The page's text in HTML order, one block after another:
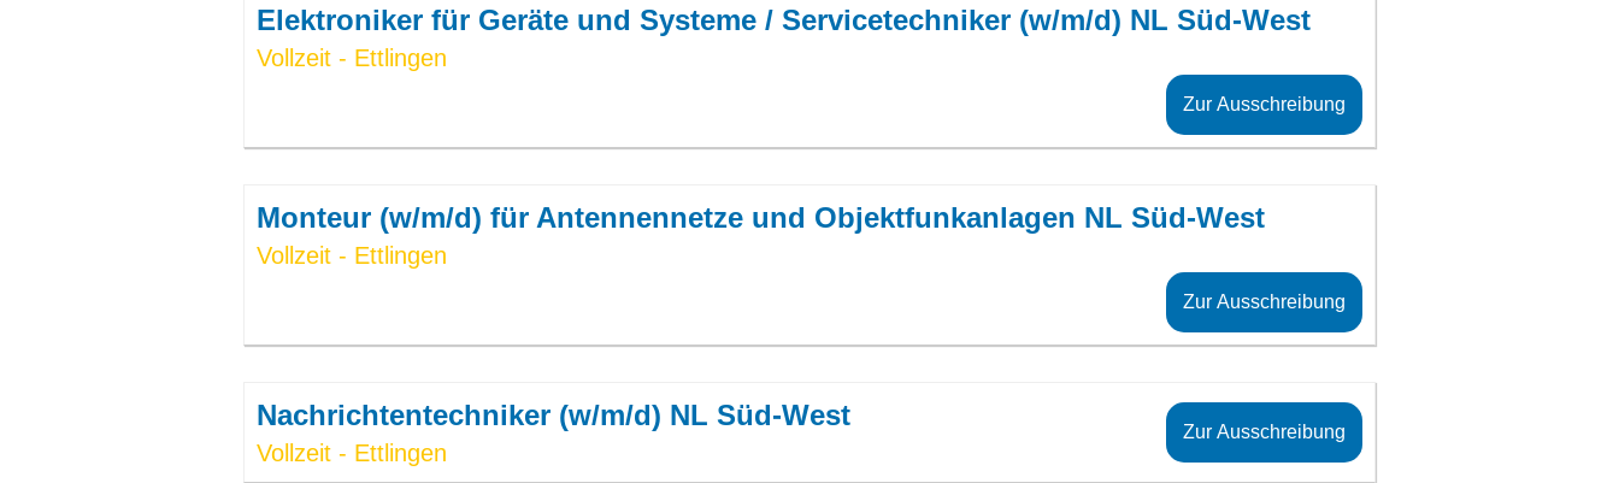
Elektroniker für Geräte und Systeme / Servicetechniker (w/m/d) NL Süd-West
Vollzeit - Ettlingen
Zur Ausschreibung
Monteur (w/m/d) für Antennennetze und Objektfunkanlagen NL Süd-West
Vollzeit - Ettlingen
Zur Ausschreibung
Nachrichtentechniker (w/m/d) NL Süd-West
Vollzeit - Ettlingen
Zur Ausschreibung